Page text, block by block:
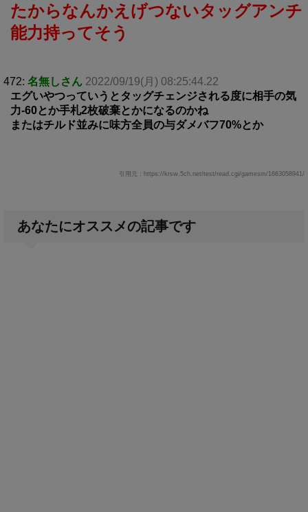
たからなんかえげつないタッグアンチ
能力持ってそう
472: 名無しさん 2022/09/19(月) 08:25:44.22
エグいやつっていうとタッグチェンジされる度に相手の気
力-60とか手札2枚破棄とかになるのかね
またはチルド並みに味方全員の与ダメバフ70%とか
引用元：https://krsw.5ch.net/test/read.cgi/gamesm/1663058941/
あなたにオススメの記事です